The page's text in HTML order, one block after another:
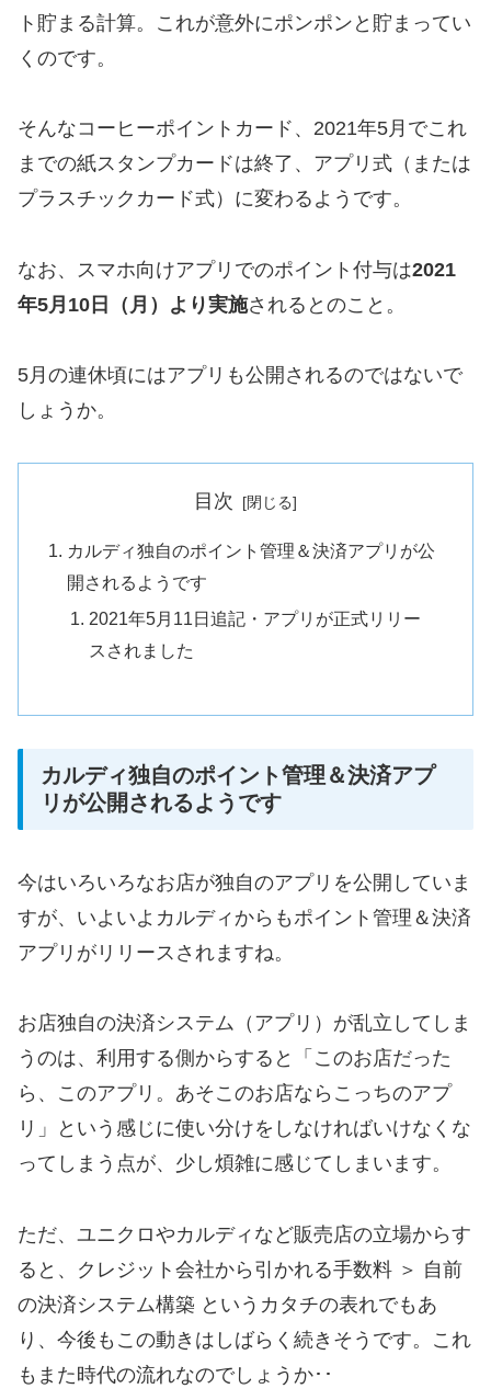
ト貯まる計算。これが意外にポンポンと貯まってい
くのです。
そんなコーヒーポイントカード、2021年5月でこれ
までの紙スタンプカードは終了、アプリ式（または
プラスチックカード式）に変わるようです。
なお、スマホ向けアプリでのポイント付与は2021
年5月10日（月）より実施されるとのこと。
5月の連休頃にはアプリも公開されるのではないで
しょうか。
目次
カルディ独自のポイント管理＆決済アプリが公
開されるようです
2021年5月11日追記・アプリが正式リリー
スされました
カルディ独自のポイント管理＆決済アプ
リが公開されるようです
今はいろいろなお店が独自のアプリを公開していま
すが、いよいよカルディからもポイント管理＆決済
アプリがリリースされますね。
お店独自の決済システム（アプリ）が乱立してしま
うのは、利用する側からすると「このお店だった
ら、このアプリ。あそこのお店ならこっちのアプ
リ」という感じに使い分けをしなければいけなくな
ってしまう点が、少し煩雑に感じてしまいます。
ただ、ユニクロやカルディなど販売店の立場からす
ると、クレジット会社から引かれる手数料 ＞ 自前
の決済システム構築 というカタチの表れでもあ
り、今後もこの動きはしばらく続きそうです。これ
もまた時代の流れなのでしょうか･･